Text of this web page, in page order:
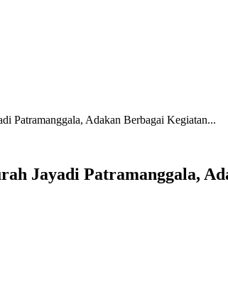
Patramanggala, Adakan Berbagai Kegiatan...
Jayadi Patramanggala,